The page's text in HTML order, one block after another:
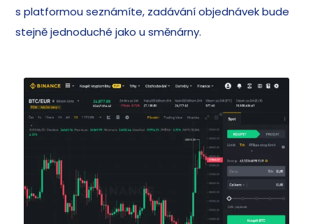
s platformou seznámíte, zadávání objednávek bude
stejně jednoduché jako u směnárny.